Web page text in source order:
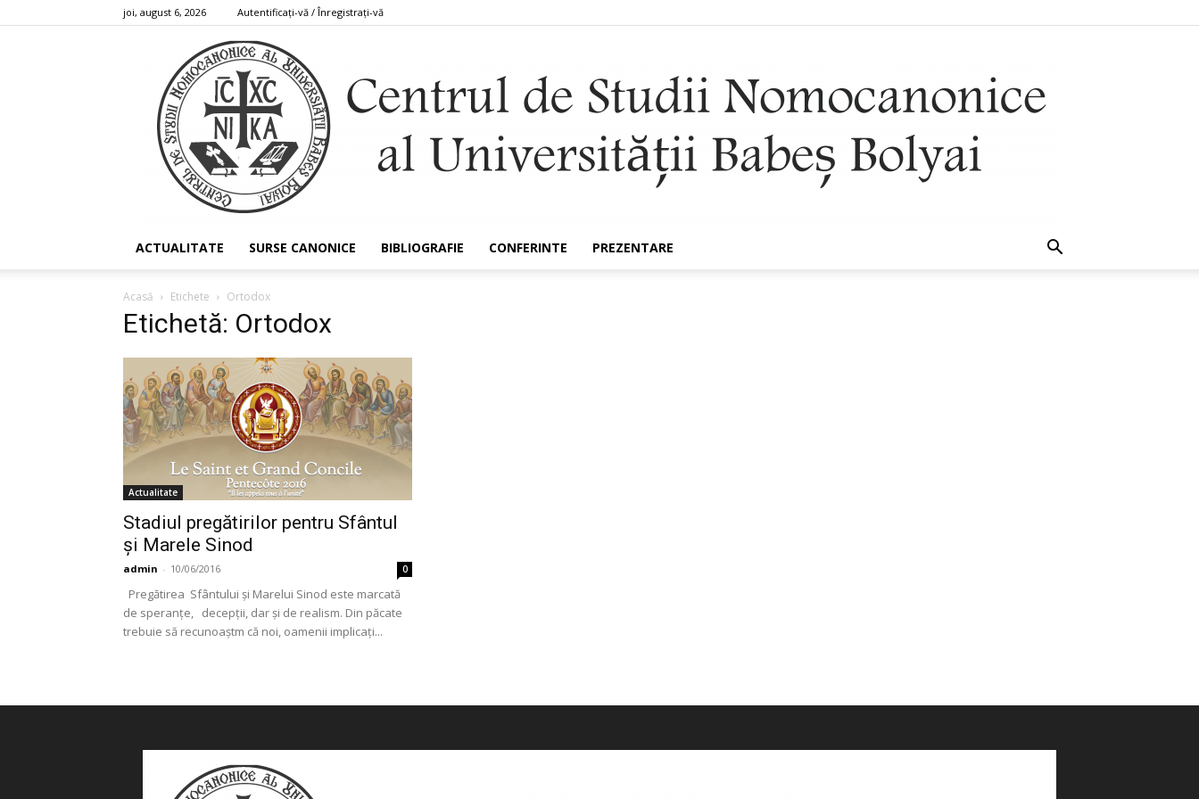
joi, august 6, 2026 Autentificați-vă / Înregistrați-vă
ACTUALITATE SURSE CANONICE BIBLIOGRAFIE CONFERINTE PREZENTARE
Acasă Etichete Ortodox
Etichetă: Ortodox
Actualitate
Stadiul pregătirilor pentru Sfântul
și Marele Sinod
admin - 10/06/2016 0
Pregătirea Sfântului și Marelui Sinod este marcată
de speranțe, decepții, dar și de realism. Din păcate
trebuie să recunoaștm că noi, oamenii implicați...